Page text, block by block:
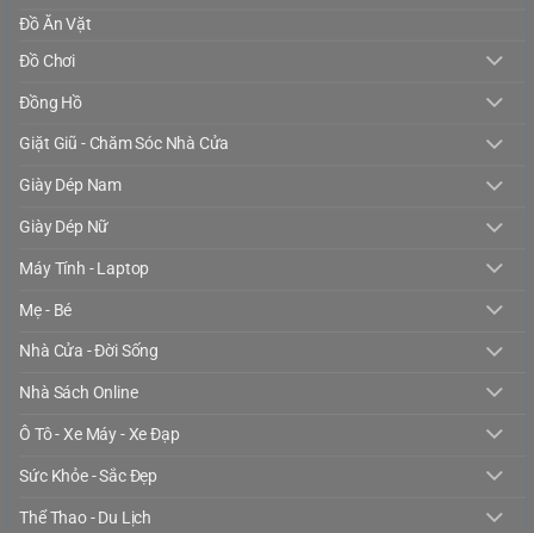
Đồ Ăn Vặt
Đồ Chơi
Đồng Hồ
Giặt Giũ - Chăm Sóc Nhà Cửa
Giày Dép Nam
Giày Dép Nữ
Máy Tính - Laptop
Mẹ - Bé
Nhà Cửa - Đời Sống
Nhà Sách Online
Ô Tô - Xe Máy - Xe Đạp
Sức Khỏe - Sắc Đẹp
Thể Thao - Du Lịch